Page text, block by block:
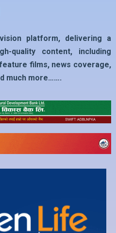
platform, delivering a
quality content, including
films, news coverage,
much more…….